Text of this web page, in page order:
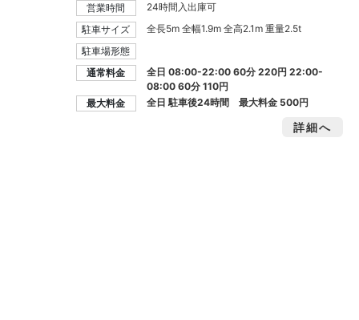
営業時間
24時間入出庫可
駐車サイズ
全長5m 全幅1.9m 全高2.1m 重量2.5t
駐車場形態
通常料金
全日 08:00-22:00 60分 220円 22:00-
08:00 60分 110円
最大料金
全日 駐車後24時間 最大料金 500円
詳細へ